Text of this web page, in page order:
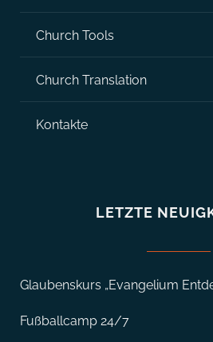
Church Tools
Church Translation
Kontakte
LETZTE
Glaubenskurs „Evangelium
Fußballcamp 24/7